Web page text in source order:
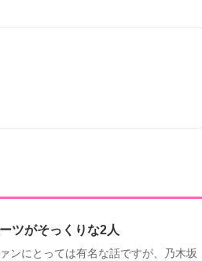
ツがそっくりな2人
ンにとっては有名な話ですが、乃木坂